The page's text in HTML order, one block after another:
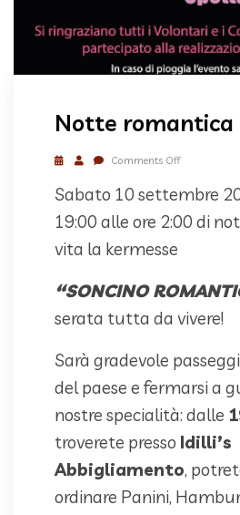
Notte romantica
Comments Off
Sabato 10 settembre
19:00 alle ore 2:00 di
vita la kermesse
“SONCINO
serata tutta da vivere!
Sarà gradevole
del paese e fermarsi a
nostre specialità: dalle
troverete presso Idilli’s
Abbigliamento,
ordinare Panini,